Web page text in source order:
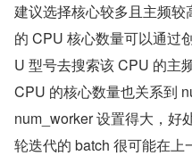
建议选择核心较多且主频
的 CPU 核心数量可以通过
U 型号去搜索该 CPU 的主
CPU 的核心数量也关系到
num_worker 设置得大，好
轮迭代的 batch 很可能在